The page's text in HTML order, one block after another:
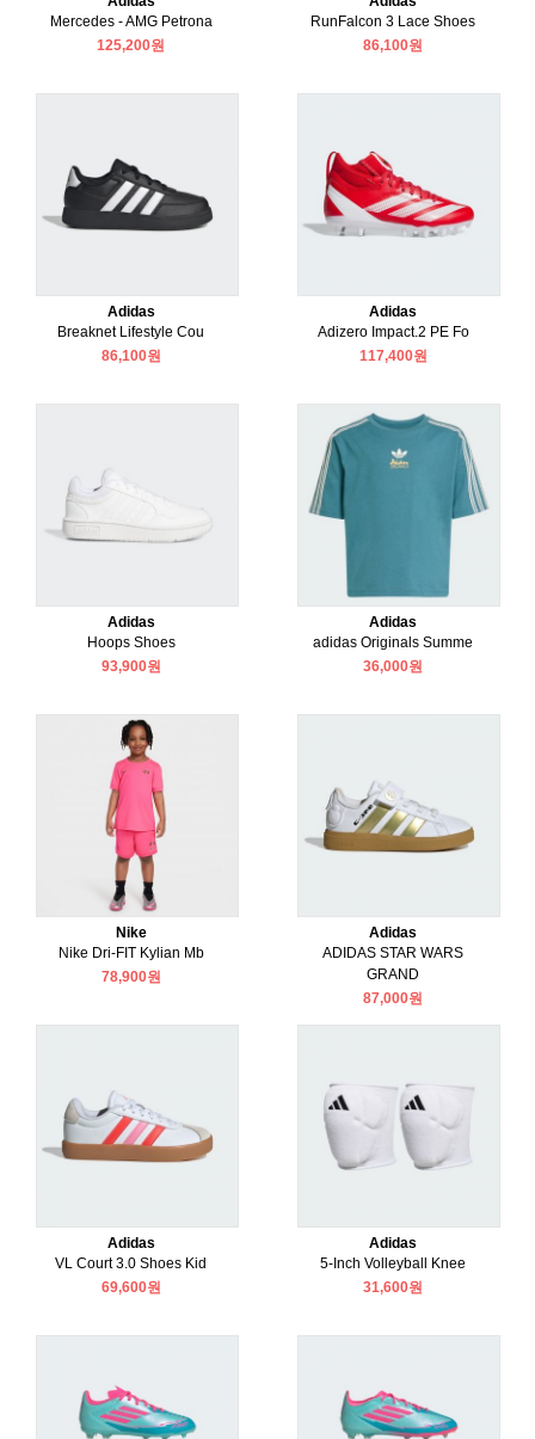
Mercedes - AMG Petrona
125,200원
RunFalcon 3 Lace Shoes
86,100원
Adidas
Breaknet Lifestyle Cou
86,100원
Adidas
Adizero Impact.2 PE Fo
117,400원
Adidas
Hoops Shoes
93,900원
Adidas
adidas Originals Summe
36,000원
Nike
Nike Dri-FIT Kylian Mb
78,900원
Adidas
ADIDAS STAR WARS
GRAND
87,000원
Adidas
VL Court 3.0 Shoes Kid
69,600원
Adidas
5-Inch Volleyball Knee
31,600원